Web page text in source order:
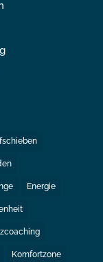
Energie
Komfortzone